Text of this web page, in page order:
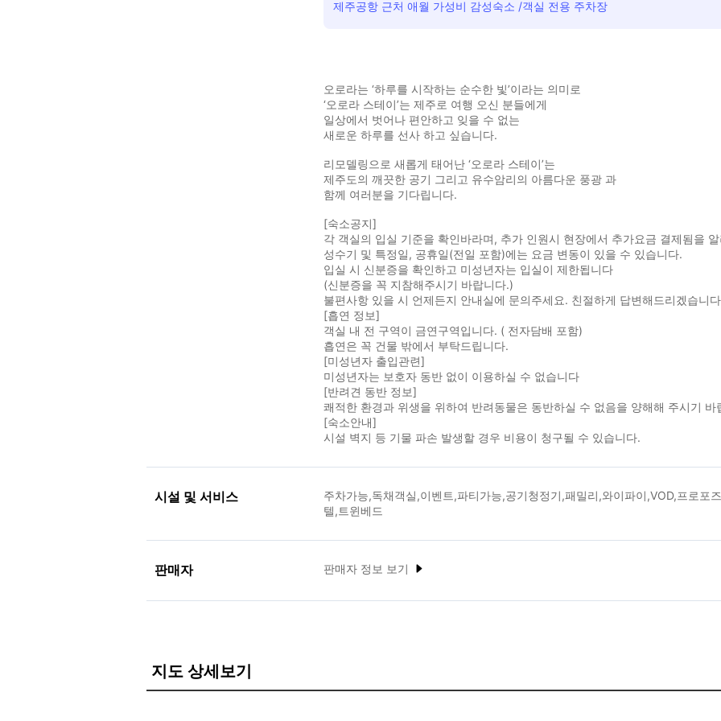
제주공항 근처 애월 가성비 감성숙소 /객실 전용 주차장
오로라는 ‘하루를 시작하는 순수한 빛’이라는 의미로
‘오로라 스테이’는 제주로 여행 오신 분들에게
일상에서 벗어나 편안하고 잊을 수 없는
새로운 하루를 선사 하고 싶습니다.
리모델링으로 새롭게 태어난 ‘오로라 스테이’는
제주도의 깨끗한 공기 그리고 유수암리의 아름다운 풍광 과
함께 여러분을 기다립니다.
[숙소공지]
각 객실의 입실 기준을 확인바라며, 추가 인원시 현장에서 추가요금 결제됨을
성수기 및 특정일, 공휴일(전일 포함)에는 요금 변동이 있을 수 있습니다.
입실 시 신분증을 확인하고 미성년자는 입실이 제한됩니다
(신분증을 꼭 지참해주시기 바랍니다.)
불편사항 있을 시 언제든지 안내실에 문의주세요. 친절하게 답변해드리겠습니
[흡연 정보]
객실 내 전 구역이 금연구역입니다. ( 전자담배 포함)
흡연은 꼭 건물 밖에서 부탁드립니다.
[미성년자 출입관련]
미성년자는 보호자 동반 없이 이용하실 수 없습니다
[반려견 동반 정보]
쾌적한 환경과 위생을 위하여 반려동물은 동반하실 수 없음을 양해해 주시기 바
[숙소안내]
시설 벽지 등 기물 파손 발생할 경우 비용이 청구될 수 있습니다.
시설 및 서비스
주차가능,독채객실,이벤트,파티가능,공기청정기,패밀리,와이파이,VOD,프로포
텔,트윈베드
판매자 판매자 정보 보기
지도 상세보기